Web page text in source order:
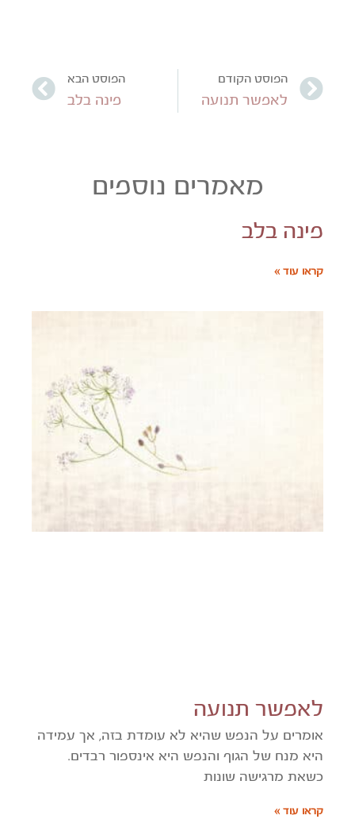
הפוסט הקודם
לאפשר תנועה
הפוסט הבא
פינה בלב
מאמרים נוספים
פינה בלב
קראו עוד »
לאפשר תנועה
אומרים על הנפש שהיא לא עומדת בזה, אך עמידה
היא מנח של הגוף והנפש היא אינספור רבדים.
כשאת מרגישה שונות
קראו עוד »